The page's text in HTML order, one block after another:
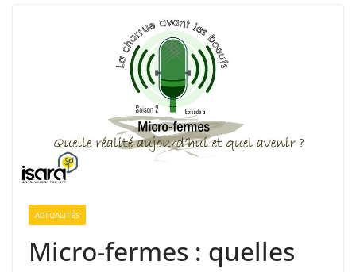
ACTUALITÉS
Micro-fermes : quelles